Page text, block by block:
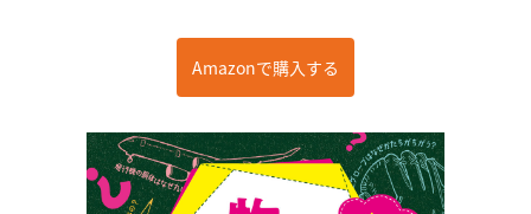
Amazonで購入する